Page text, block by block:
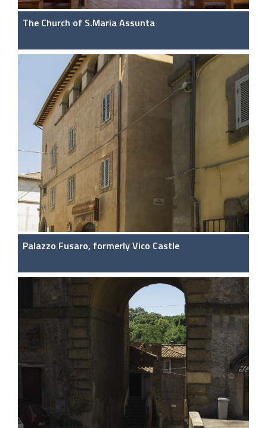
The Church of S.Maria Assunta
Palazzo Fusaro, formerly Vico Castle